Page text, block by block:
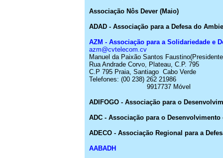
Associação Nôs Dever (Maio)
ADAD - Associação para a Defesa do
AZM - Associação para a Solidariedade e
azm@cvtelecom.cv
Manuel da Paixão Santos Faustino(Presidente
Rua Andrade Corvo, Plateau, C.P. 795
C.P 795 Praia, Santiago Cabo Verde
Telefones: (00 238) 262 21986
9917737 Móvel
ADIFOGO - Associação para o
ADC - Associação para o Desenvolvimento
ADECO - Associação Regional para a
AABADH